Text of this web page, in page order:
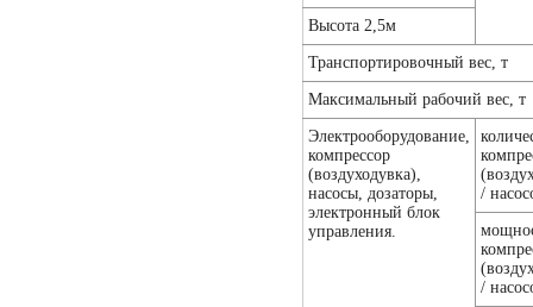
Высота 2,5м
Транспортировочный вес, т
Максимальный рабочий вес, т
Электрооборудование,
компрессор
(воздуходувка),
насосы, дозаторы,
электронный блок
управления.
/
/